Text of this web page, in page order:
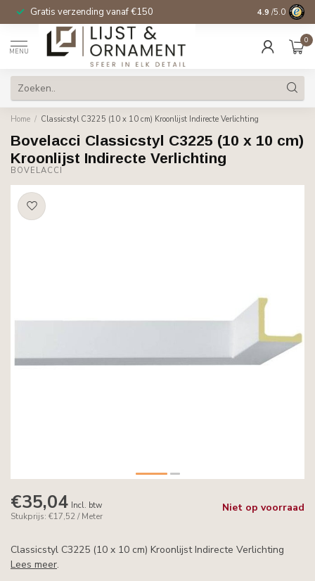
Gratis verzending vanaf €150 14 dagen
4.9 /5.0
MENU
0
Home / Classicstyl C3225 (10 x 10 cm) Kroonlijst Indirecte Verlichting
Bovelacci Classicstyl C3225 (10 x 10 cm)
Kroonlijst Indirecte Verlichting
BOVELACCI
€35,04 Incl. btw
Stukprijs: €17,52 / Meter
Niet op voorraad
Classicstyl C3225 (10 x 10 cm) Kroonlijst Indirecte Verlichting
Lees meer.